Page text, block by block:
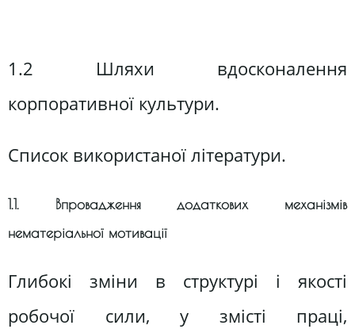
1.2 Шляхи вдосконалення
корпоративної культури.
Список використаної літератури.
1.1. Впровадження додаткових механізмів
нематеріальної мотивації
Глибокі зміни в структурі і якості
робочої сили, у змісті праці,